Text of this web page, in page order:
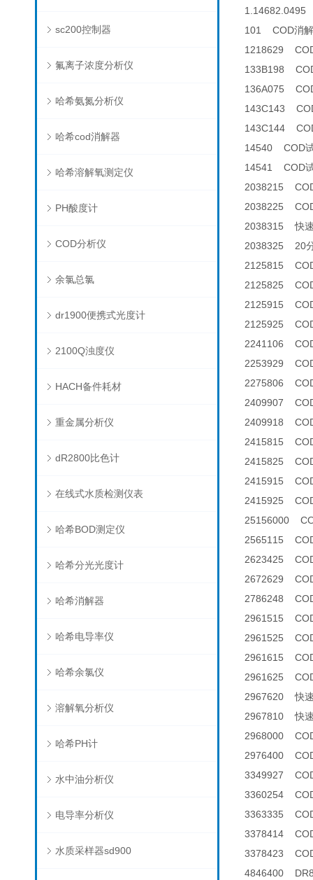
sc200控制器
氟离子浓度分析仪
哈希氨氮分析仪
哈希cod消解器
哈希溶解氧测定仪
PH酸度计
COD分析仪
余氯总氯
dr1900便携式光度计
2100Q浊度仪
HACH备件耗材
重金属分析仪
dR2800比色计
在线式水质检测仪表
哈希BOD测定仪
哈希分光光度计
哈希消解器
哈希电导率仪
哈希余氯仪
溶解氧分析仪
哈希PH计
水中油分析仪
电导率分析仪
水质采样器sd900
1.14682.0495
101 COD消
1218629
133B198
136A075
143C143
143C144
14540 COD
14541 COD
2038215
2038225
2038315 快
2038325 20
2125815
2125825
2125915
2125925
2241106
2253929
2275806
2409907
2409918
2415815
2415825
2415915
2415925
25156000
2565115
2623425
2672629
2786248
2961515
2961525
2961615
2961625
2967620 快速
2967810 快速
2968000
2976400
3349927
3360254
3363335
3378414
3378423
4846400